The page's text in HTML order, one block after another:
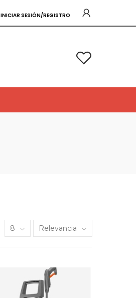
INICIAR SESIÓN/REGISTRO
8 Relevancia